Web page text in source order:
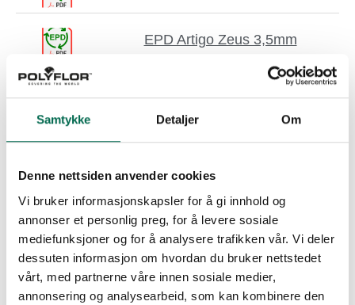
Samtykke Detaljer Om
Denne nettsiden anvender cookies
Vi bruker informasjonskapsler for å gi innhold og
annonser et personlig preg, for å levere sosiale
mediefunksjoner og for å analysere trafikken vår. Vi deler
dessuten informasjon om hvordan du bruker nettstedet
vårt, med partnerne våre innen sosiale medier,
annonsering og analysearbeid, som kan kombinere den
EPD Artigo Zeus 3,5mm
EPD EN 10581 Polyflor homogene
gulvbelegg
EPD EN 15804 Expona Clic 19dB
EPD EN 15804 Expona Design PUR
EPD EN 15804 Expona Flow, Polyflor
Forest fx og Polyflor Bloc